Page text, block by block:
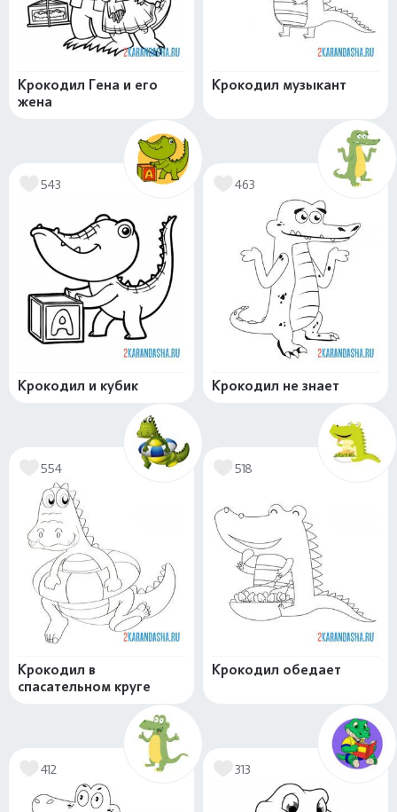
Крокодил Гена и его
жена
Крокодил музыкант
543
Крокодил и кубик
463
Крокодил не знает
554
Крокодил в
спасательном круге
518
Крокодил обедает
412 313